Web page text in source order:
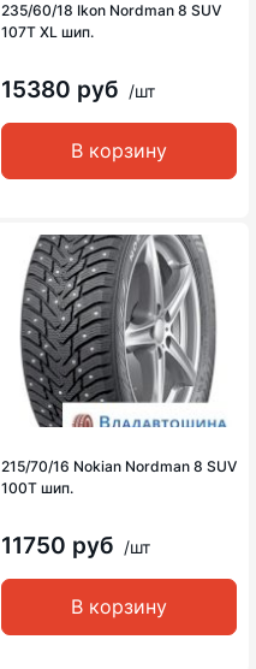
235/60/18 Ikon Nordman 8 SUV
107T XL шип.
15380 руб /шт
В корзину
215/70/16 Nokian Nordman 8 SUV
100T шип.
11750 руб /шт
В корзину